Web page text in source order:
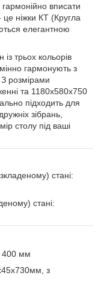
вписати
це ніжки КТ (Кругла
елегантною
трьох кольорів
гармонують з
розмірами
та 1180х580х750
підходить для
зібрань,
столу під ваші
стані:
стані:
400 мм
з